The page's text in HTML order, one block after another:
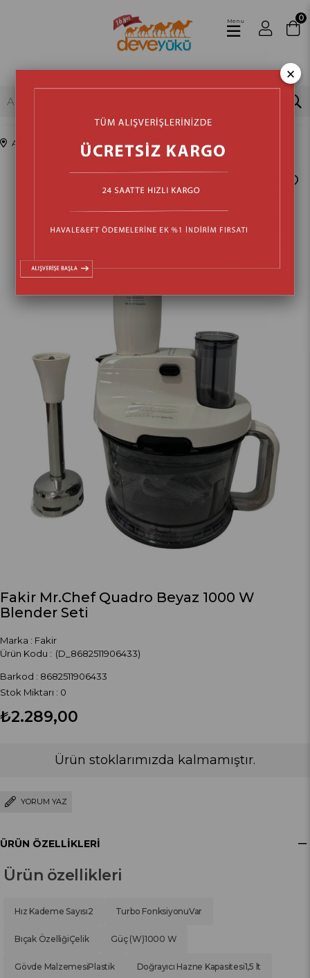
0
Menu
Anasayfa Mutfak Elektrikli Mutfak Aletleri Blender
Fakir Mr.Chef Quadro Beyaz 1000 W
Blender Seti
Marka : Fakir
(D_8682511906433)
Barkod : 8682511906433
Stok Miktarı : 0
₺2.289,00
Ürün stoklarımızda kalmamıştır.
YORUM YAZ
ÜRÜN ÖZELLIKLERI
Ürün özellikleri
Hız Kademe Sayısı2 Turbo FonksiyonuVar
Bıçak ÖzelliğiÇelik Güç (W)1000 W
Gövde MalzemesiPlastik Doğrayıcı Hazne Kapasitesi1,5 lt
×